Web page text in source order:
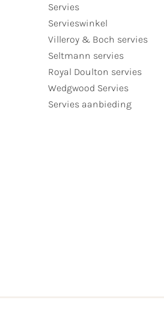
Servies
Servieswinkel
Villeroy & Boch servies
Seltmann servies
Royal Doulton servies
Wedgwood Servies
Servies aanbieding